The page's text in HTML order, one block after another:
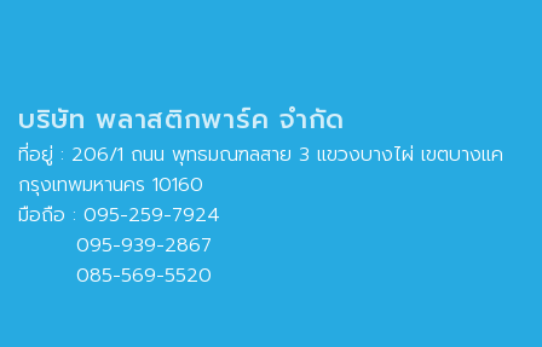
บริษัท พลาสติกพาร์ค จำกัด
ที่อยู่ : 206/1 ถนน พุทธมณฑลสาย 3 แขวงบางไผ่ เขตบางแค
กรุงเทพมหานคร 10160
มือถือ : 095-259-7924
095-939-2867
085-569-5520